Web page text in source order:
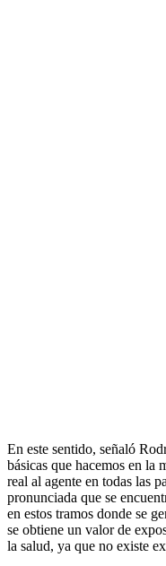
En este sentido, señaló
básicas que hacemos en la
real al agente en todas las
pronunciada que se
en estos tramos donde se
se obtiene un valor de
la salud, ya que no existe